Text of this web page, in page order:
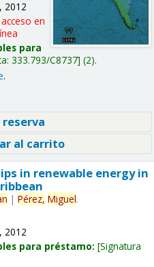
2012
en
para
333.793/C8737 (2).
.
al carrito
in renewable energy in
| Pérez, Miguel.
2012
para préstamo: Signatura